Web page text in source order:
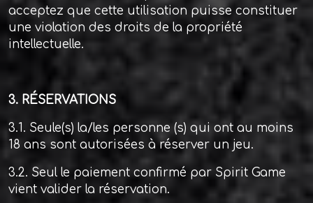
acceptez que cette utilisation puisse constituer
une violation des droits de la propriété
intellectuelle.
3. RÉSERVATIONS
3.1. Seule(s) la/les personne (s) qui ont au moins
18 ans sont autorisées à réserver un jeu.
3.2. Seul le paiement confirmé par Spirit Game
vient valider la réservation.